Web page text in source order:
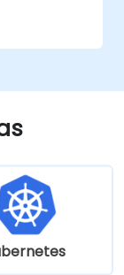
datos, el
y